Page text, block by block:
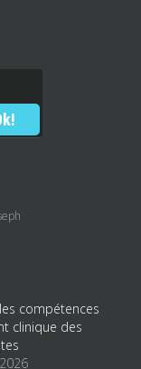
les compétences
clinique des